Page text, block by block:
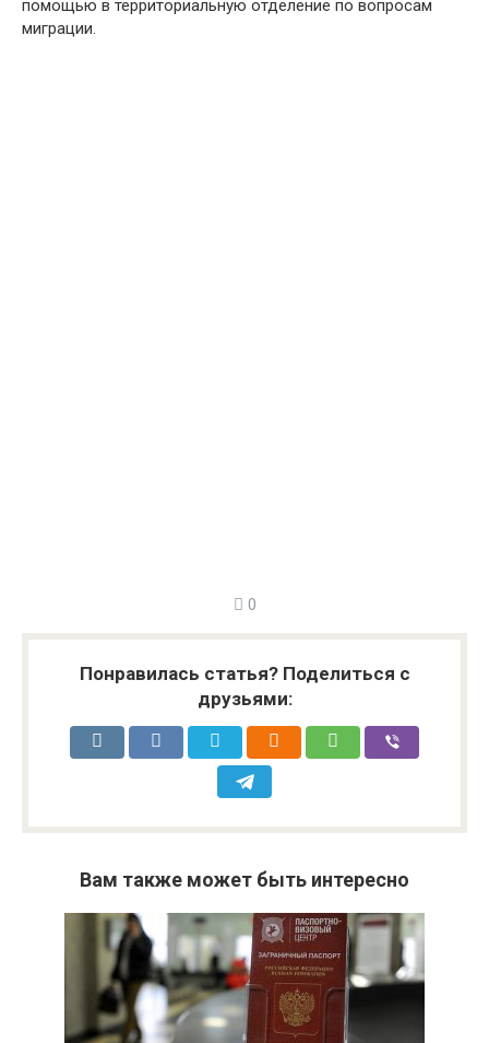
помощью в территориальную отделение по вопросам
миграции.
0
Понравилась статья? Поделиться с
друзьями:
Вам также может быть интересно